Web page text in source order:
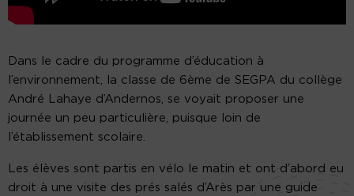
Dans le cadre du programme d’éducation à
l’environnement, la classe de 6ème de SEGPA du collège
André Lahaye d’Andernos, se voyait proposer une
journée un peu particulière, puisque loin de
l’établissement scolaire.
Les élèves sont partis en vélo le matin et ont d’abord eu
droit à une visite des prés salés d’Arès par une guide